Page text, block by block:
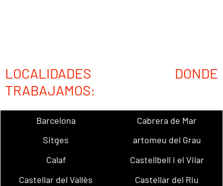
LOCALIDADES DONDE
TRABAJAMOS:
Barcelona
Cabrera de Mar
Sitges
artomeu del Grau
Calaf
Castellbell i el Vilar
Castellar del Vallès
Castellar del Riu